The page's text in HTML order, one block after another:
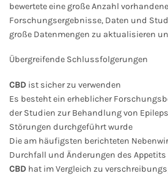
bewertete eine große Anzahl
Forschungsergebnisse, Daten und
große Datenmengen zu aktualisieren
Übergreifende Schlussfolgerungen
CBD ist sicher zu verwenden
Es besteht ein erheblicher
der Studien zur Behandlung von
Störungen durchgeführt wurde
Die am häufigsten berichteten
Durchfall und Änderungen des Appetits
CBD hat im Vergleich zu